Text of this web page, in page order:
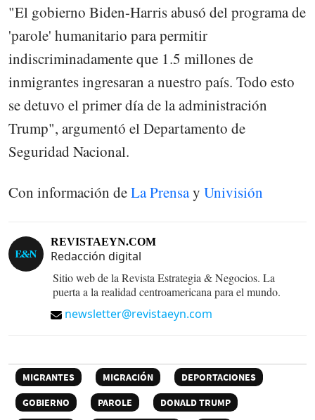
"El gobierno Biden-Harris abusó del programa de
'parole' humanitario para permitir
indiscriminadamente que 1.5 millones de
inmigrantes ingresaran a nuestro país. Todo esto
se detuvo el primer día de la administración
Trump", argumentó el Departamento de
Seguridad Nacional.
Con información deLa Prensay Univisión
REVISTAEYN.COM
Redacción digital
Sitio web de la Revista Estrategia & Negocios. La
puerta a la realidad centroamericana para el mundo.
newsletter@revistaeyn.com
MIGRANTES MIGRACIÓN
DEPORTACIONES
GOBIERNO
PAROLE
DONALD TRUMP